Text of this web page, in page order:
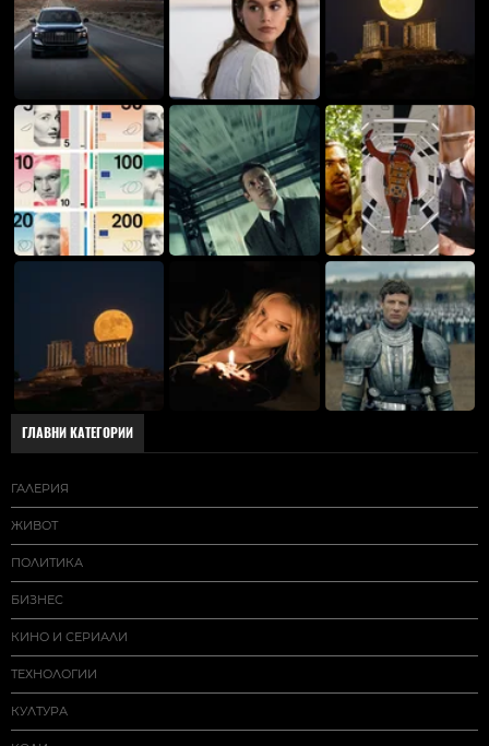
ГЛАВНИ КАТЕГОРИИ
ГАЛЕРИЯ
ЖИВОТ
ПОЛИТИКА
БИЗНЕС
КИНО И СЕРИАЛИ
ТЕХНОЛОГИИ
КУЛТУРА